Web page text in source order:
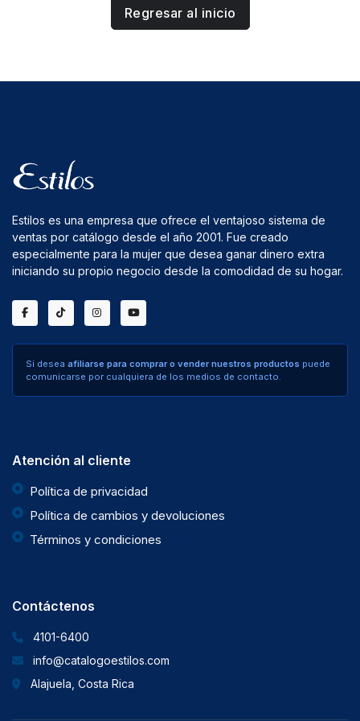
Regresar al inicio
Estilos es una empresa que ofrece el ventajoso sistema de
ventas por catálogo desde el año 2001. Fue creado
especialmente para la mujer que desea ganar dinero extra
iniciando su propio negocio desde la comodidad de su hogar.
Si desea afiliarse para comprar o vender nuestros productos puede
comunicarse por cualquiera de los medios de contacto.
Atención al cliente
Política de privacidad
Política de cambios y devoluciones
Términos y condiciones
Contáctenos
4101-6400
info@catalogoestilos.com
Alajuela, Costa Rica